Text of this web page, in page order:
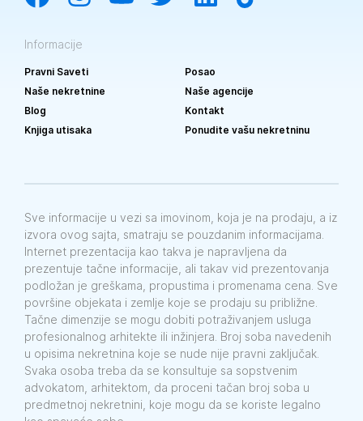
Informacije
Pravni Saveti
Posao
Naše nekretnine
Naše agencije
Blog
Kontakt
Knjiga utisaka
Ponudite vašu nekretninu
Sve informacije u vezi sa imovinom, koja je na prodaju, a iz
izvora ovog sajta, smatraju se pouzdanim informacijama.
Internet prezentacija kao takva je napravljena da
prezentuje tačne informacije, ali takav vid prezentovanja
podložan je greškama, propustima i promenama cena. Sve
površine objekata i zemlje koje se prodaju su približne.
Tačne dimenzije se mogu dobiti potraživanjem usluga
profesionalnog arhitekte ili inžinjera. Broj soba navedenih
u opisima nekretnina koje se nude nije pravni zaključak.
Svaka osoba treba da se konsultuje sa sopstvenim
advokatom, arhitektom, da proceni tačan broj soba u
predmetnoj nekretnini, koje mogu da se koriste legalno